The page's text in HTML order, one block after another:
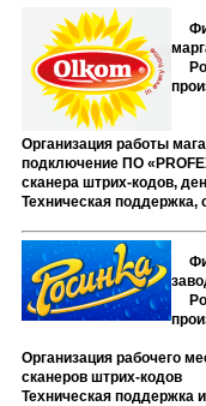
Организация работы
подключение ПО «
сканера штрих-кодов,
Техническая
Организация рабочего
сканеров штрих-кодов
Техническая поддержка